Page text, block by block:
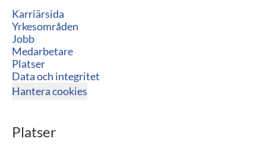
Karriärsida
Yrkesområden
Jobb
Medarbetare
Platser
Data och integritet
Hantera cookies
Platser